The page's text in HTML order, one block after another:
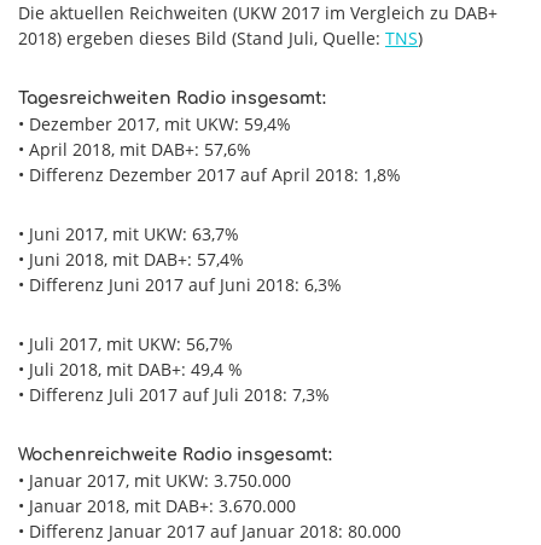
Die aktuellen Reichweiten (UKW 2017 im Vergleich zu DAB+
2018) ergeben dieses Bild (Stand Juli, Quelle: TNS)
Tagesreichweiten Radio insgesamt:
• Dezember 2017, mit UKW: 59,4%
• April 2018, mit DAB+: 57,6%
• Differenz Dezember 2017 auf April 2018: 1,8%
• Juni 2017, mit UKW: 63,7%
• Juni 2018, mit DAB+: 57,4%
• Differenz Juni 2017 auf Juni 2018: 6,3%
• Juli 2017, mit UKW: 56,7%
• Juli 2018, mit DAB+: 49,4 %
• Differenz Juli 2017 auf Juli 2018: 7,3%
Wochenreichweite Radio insgesamt:
• Januar 2017, mit UKW: 3.750.000
• Januar 2018, mit DAB+: 3.670.000
• Differenz Januar 2017 auf Januar 2018: 80.000